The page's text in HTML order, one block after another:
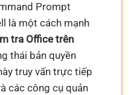
Prompt
là một cách mạnh
tra Office trên
thái bản quyền
truy vấn trực tiếp
các công cụ quản